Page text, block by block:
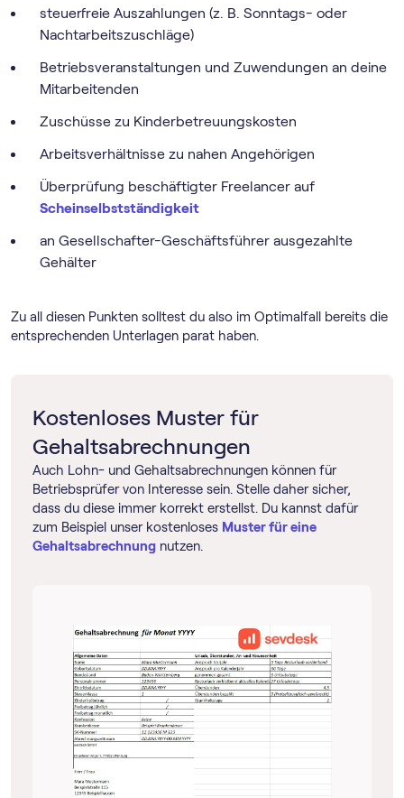
steuerfreie Auszahlungen (z. B. Sonntags- oder
Nachtarbeitszuschläge)
Betriebsveranstaltungen und Zuwendungen an deine
Mitarbeitenden
Zuschüsse zu Kinderbetreuungskosten
Arbeitsverhältnisse zu nahen Angehörigen
Überprüfung beschäftigter Freelancer auf
Scheinselbstständigkeit
an Gesellschafter-Geschäftsführer ausgezahlte
Gehälter
Zu all diesen Punkten solltest du also im Optimalfall bereits die
entsprechenden Unterlagen parat haben.
Kostenloses Muster für
Gehaltsabrechnungen
Auch Lohn- und Gehaltsabrechnungen können für
Betriebsprüfer von Interesse sein. Stelle daher sicher,
dass du diese immer korrekt erstellst. Du kannst dafür
zum Beispiel unser kostenloses Muster für eine
Gehaltsabrechnung nutzen.